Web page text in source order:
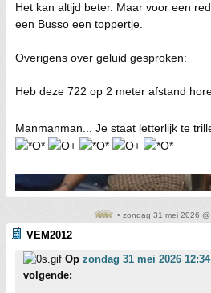
Het kan altijd beter. Maar voor een
een Busso een toppertje.
Overigens over geluid gesproken:
Heb deze 722 op 2 meter afstand
Manmanman... Je staat letterlijk te
• zondag 31 mei 2026
VEM2012
Op zondag 31 mei 2026 12:34
volgende: